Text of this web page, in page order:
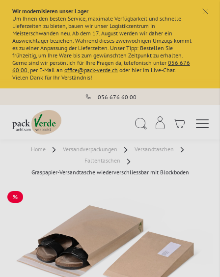
x
Wir modernisieren unser Lager
Um Ihnen den besten Service, maximale Verfügbarkeit und schnelle
Lieferzeiten zu bieten, bauen wir unser Logistikzentrum in
Meisterschwanden neu. Ab dem 17. August werden wir daher ein
Ausweichlager beziehen. Während dieses zweiwöchigen Umzugs kommt
es zu einer Anpassung der Lieferzeiten. Unser Tipp: Bestellen Sie
frühzeitig, um Ihre Ware bis zum gewünschten Zeitpunkt zu erhalten.
Gerne sind wir persönlich für Ihre Fragen da, telefonisch unter 056 676
60 00, per E-Mail an office@pack-verde.ch oder hier im Live-Chat.
Vielen Dank für Ihr Verständnis!
056 676 60 00
Home Versandverpackungen
Versandtaschen
Faltentaschen
Graspapier-Versandtasche wiederverschliessbar mit Blockboden
%